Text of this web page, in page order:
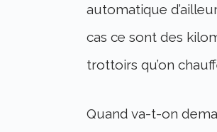
automatique
cas ce sont des
trottoirs qu’on
Quand va-t-on